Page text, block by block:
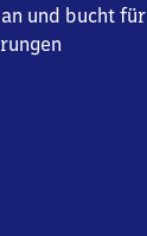
und bucht für